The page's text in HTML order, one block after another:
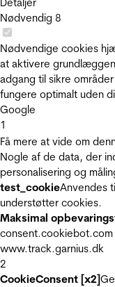
Nødvendig 8
Nødvendige cookies
at aktivere
adgang til sikre
fungere optimalt uden
Google
1
Få mere at vide om
Nogle af de data, der
personalisering og
test_cookieAnvendes
understøtter cookies.
Maksimal
consent.cookiebot.com
www.track.garnius.dk
2
CookieConsent [x2]